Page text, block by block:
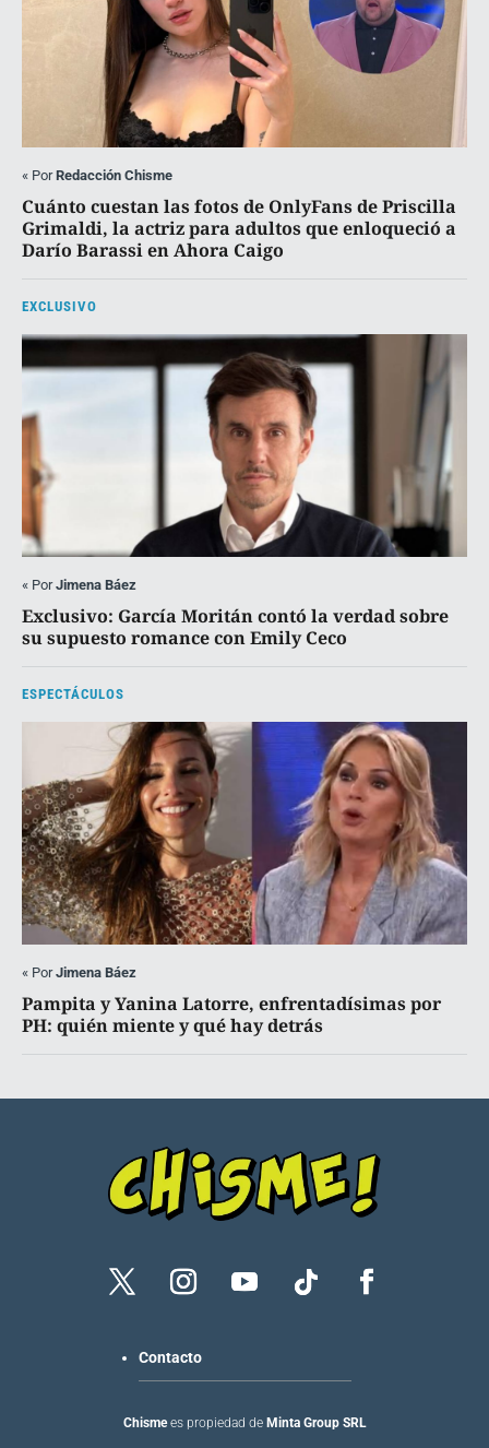
« PorRedacción Chisme
Cuánto cuestan las fotos de OnlyFans de Priscilla
Grimaldi, la actriz para adultos que enloqueció a
Darío Barassi en Ahora Caigo
EXCLUSIVO
« PorJimena Báez
Exclusivo: García Moritán contó la verdad sobre
su supuesto romance con Emily Ceco
ESPECTÁCULOS
« PorJimena Báez
Pampita y Yanina Latorre, enfrentadísimas por
PH: quién miente y qué hay detrás
Contacto
Chismees propiedad de Minta Group SRL